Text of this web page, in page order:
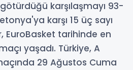
karşılaşmayı 93-
karşı 15 üç sayı
EuroBasket tarihinde en
yaşadı. Türkiye, A
29 Ağustos Cuma